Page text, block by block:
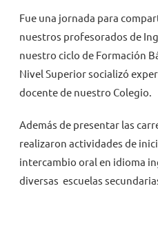
Fue una jornada para
nuestros profesorados de
nuestro ciclo de Formación
Nivel Superior socializó
docente de nuestro Colegio.
Además de presentar las
realizaron actividades de
intercambio oral en idioma
diversas escuelas